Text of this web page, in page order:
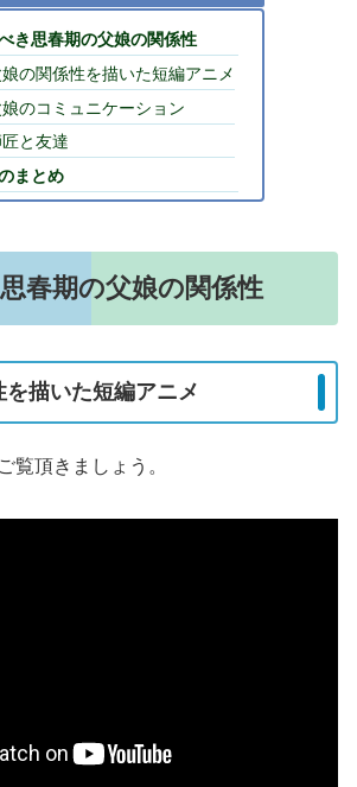
き思春期の父娘の関係性
の関係性を描いた短編アニメ
のコミュニケーション
と友達
まとめ
春期の父娘の関係性
描いた短編アニメ
覧頂きましょう。